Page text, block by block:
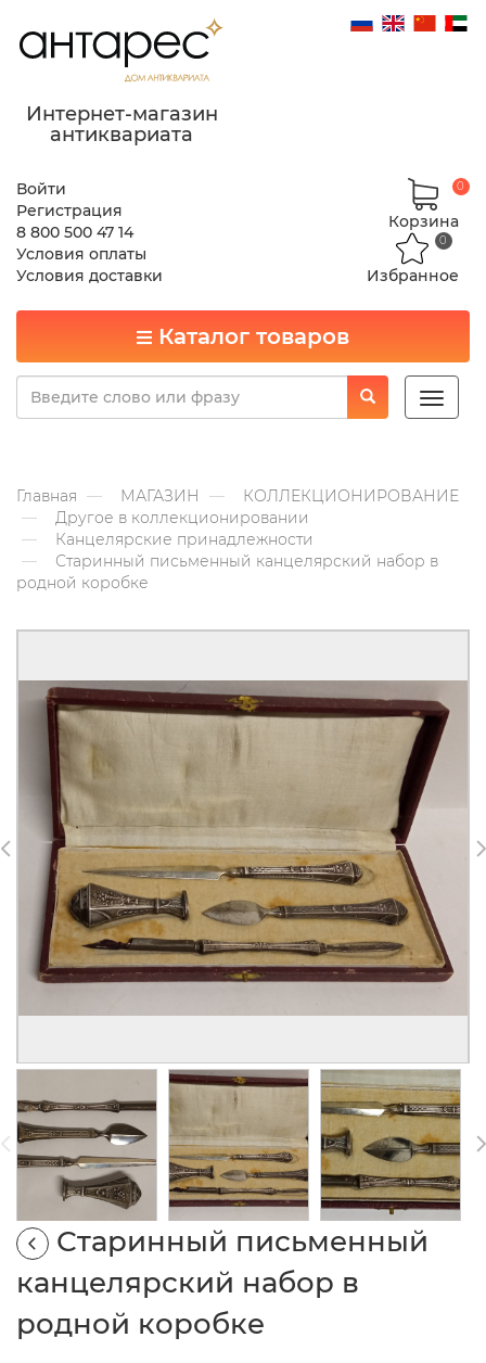
Интернет-магазин
антиквариата
Войти
Регистрация
8 800 500 47 14
Условия оплаты
Условия доставки
Корзина
0
Избранное
0
Каталог товаров
Toggle
Главная МАГАЗИН
КОЛЛЕКЦИОНИРОВАНИЕ
Другое в коллекционировании
Канцелярские принадлежности
Старинный письменный канцелярский набор в
родной коробке
Старинный письменный
канцелярский набор в
родной коробке